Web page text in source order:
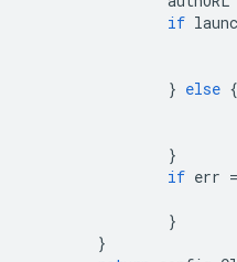
if
} else {
}
if err
}
}